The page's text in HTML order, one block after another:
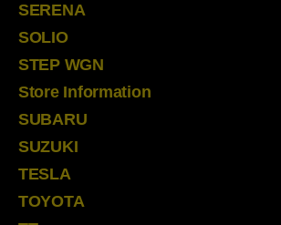
SERENA
SOLIO
STEP WGN
Store Information
SUBARU
SUZUKI
TESLA
TOYOTA